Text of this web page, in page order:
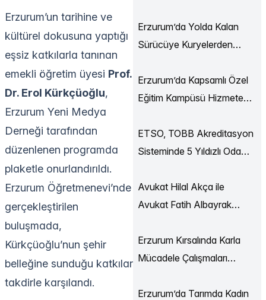
Erzurum’un tarihine ve
kültürel dokusuna yaptığı
eşsiz katkılarla tanınan
emekli öğretim üyesi Prof.
Dr. Erol Kürkçüoğlu,
Erzurum Yeni Medya
Derneği tarafından
düzenlenen programda
plaketle onurlandırıldı.
Erzurum Öğretmenevi’nde
gerçekleştirilen
buluşmada,
Kürkçüoğlu’nun şehir
belleğine sunduğu katkılar
takdirle karşılandı.
Düzenlendi
Erzurum’da Yolda Kalan
Sürücüye Kuryelerden
Erzurum’da Kapsamlı Özel
Eğitim Kampüsü Hizmete
ETSO, TOBB Akreditasyon
Sisteminde 5 Yıldızlı Oda
Avukat Hilal Akça ile
Avukat Fatih Albayrak
Erzurum Kırsalında Karla
Mücadele Çalışmaları
Erzurum’da Tarımda Kadın